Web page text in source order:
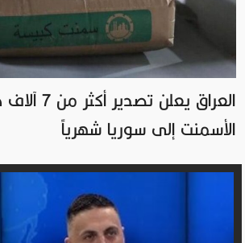
العراق يعلن
الأسمنت إلى سوريا شهرياً